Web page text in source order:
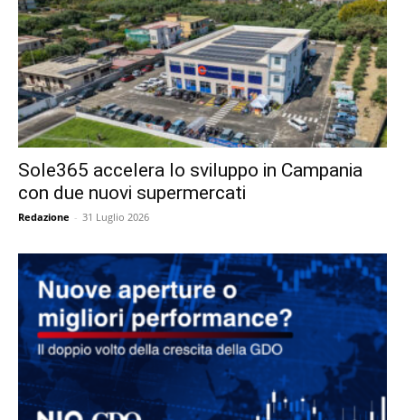
Sole365 accelera lo sviluppo in Campania
con due nuovi supermercati
Redazione - 31 Luglio 2026